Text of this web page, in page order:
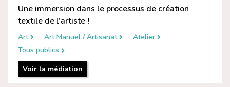
Une immersion dans le processus de création
textile de l’artiste !
Art Art Manuel / Artisanat
Atelier
Tous publics
Voir la médiation